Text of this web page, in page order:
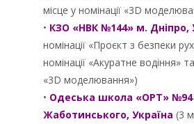
місце у номінації «3D
• КЗО «НВК №144» м. Дніпро,
номінації «Проєкт з безпеки
номінації «Акуратне водіння»
«3D моделювання»)
• Одеська школа «ОРТ» №94
Жаботинського, Україна (3